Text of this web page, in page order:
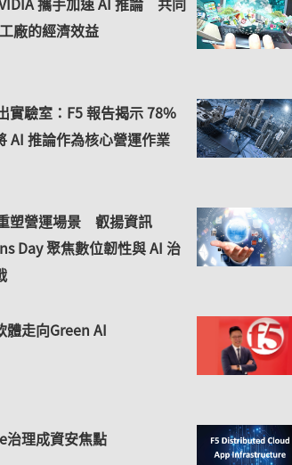
廠的經濟效益
實驗室：F5 報告揭示 78%
AI 推論作為核心營運作業
塑營運場景 叡揚資訊
Day 聚焦數位韌性與 AI 治
體走向Green AI
治理成資安焦點